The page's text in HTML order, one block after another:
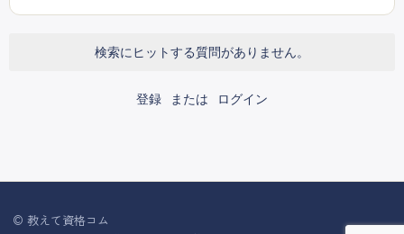
検索にヒットする質問がありません。
登録 または ログイン
© 教えて資格コム